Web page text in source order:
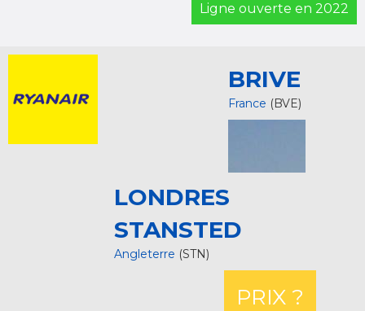
Ligne ouverte en 2022
BRIVE
France (BVE)
LONDRES
STANSTED
Angleterre (STN)
PRIX ?